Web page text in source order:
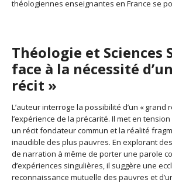
théologiennes enseignantes en France se
Théologie et Sciences
face à la nécessité
récit »
L’auteur interroge la possibilité d’un « grand
l’expérience de la précarité. Il met en
un récit fondateur commun et la réalité
inaudible des plus pauvres. En explorant
de narration à même de porter une parole
d’expériences singulières, il suggère une
reconnaissance mutuelle des pauvres et